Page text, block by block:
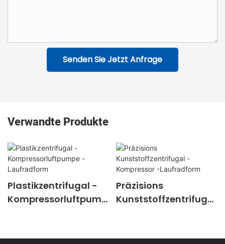
Senden Sie Jetzt Anfrage
Verwandte Produkte
Plastikzentrifugal -
Kompressorluftpump
Präzisions
Kunststoffzentrifugal